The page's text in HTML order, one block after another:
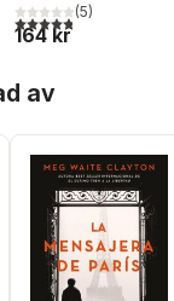
4,8utav 5 stjärnor.
(5)
164 kr
av